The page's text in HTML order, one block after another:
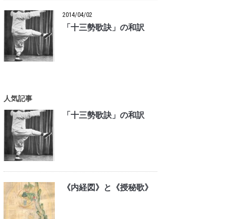
2014/04/02
「十三勢歌訣」の和訳
人気記事
「十三勢歌訣」の和訳
《内経図》と《授秘歌》